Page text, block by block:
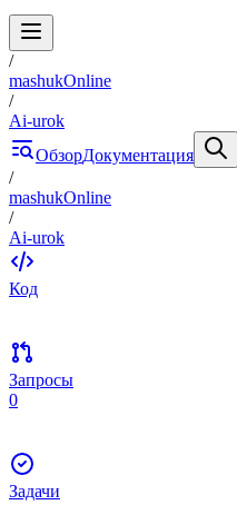
/
mashukOnline
/
Ai-urok
ОбзорДокументация
/
mashukOnline
/
Ai-urok
Код
Запросы
0
Задачи